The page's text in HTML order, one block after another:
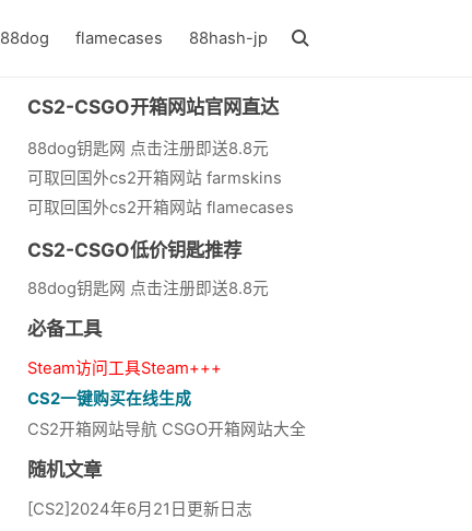
88dog flamecases 88hash-jp
CS2-CSGO开箱网站官网直达
88dog钥匙网 点击注册即送8.8元
可取回国外cs2开箱网站 farmskins
可取回国外cs2开箱网站 flamecases
CS2-CSGO低价钥匙推荐
88dog钥匙网 点击注册即送8.8元
必备工具
Steam访问工具Steam+++
CS2一键购买在线生成
CS2开箱网站导航 CSGO开箱网站大全
随机文章
[CS2]2024年6月21日更新日志